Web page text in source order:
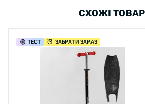
СХОЖІ
ТЕСТ ЗАБРАТИ ЗАРАЗ